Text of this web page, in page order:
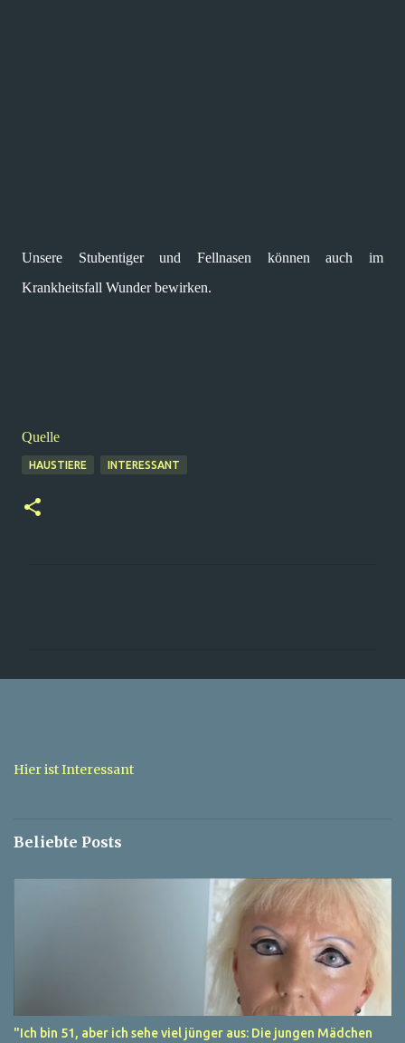
Unsere Stubentiger und Fellnasen können auch im
Krankheitsfall Wunder bewirken.
Quelle
HAUSTIERE INTERESSANT
a
Hier ist Interessant
Beliebte Posts
"Ich bin 51, aber ich sehe viel jünger aus: Die jungen Mädchen